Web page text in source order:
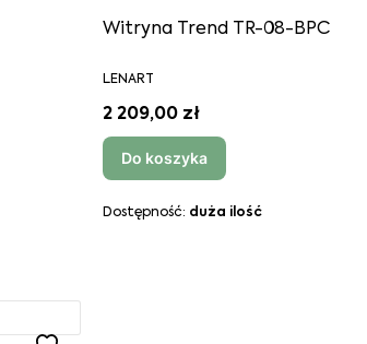
Witryna Trend TR-08-BPC
LENART
2 209,00 zł
Do koszyka
Dostępność: duża ilość